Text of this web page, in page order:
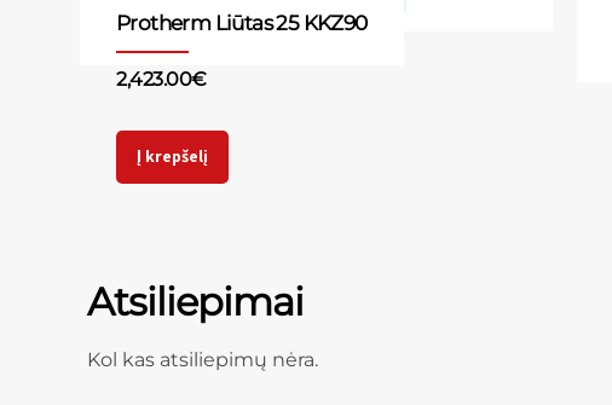
Protherm Liūtas 25 KKZ90
2,423.00€
Į krepšelį
Atsiliepimai
Kol kas atsiliepimų nėra.